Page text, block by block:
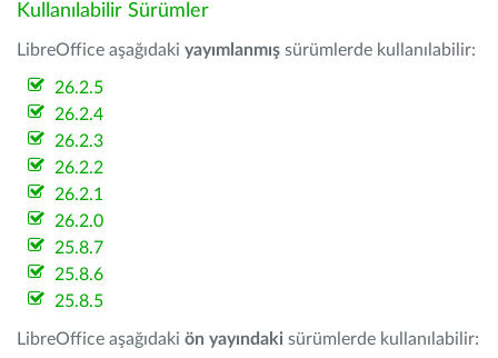
Kullanılabilir Sürümler
LibreOffice aşağıdaki yayımlanmış sürümlerde kullanılabilir:
26.2.5
26.2.4
26.2.3
26.2.2
26.2.1
26.2.0
25.8.7
25.8.6
25.8.5
LibreOffice aşağıdaki ön yayındaki sürümlerde kullanılabilir: